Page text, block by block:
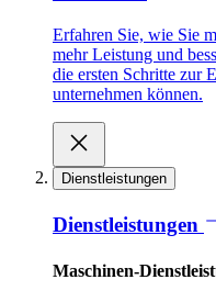
Erfahren Sie, wie Sie
mehr Leistung und
die ersten Schritte zur
unternehmen können.
Dienstleistungen
Dienstleistungen
Maschinen-